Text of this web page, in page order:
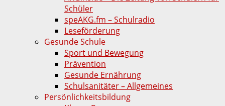
Schüler
speAKG.fm – Schulradio
Leseförderung
Gesunde Schule
Sport und Bewegung
Prävention
Gesunde Ernährung
Schulsanitäter – Allgemeines
Persönlichkeitsbildung